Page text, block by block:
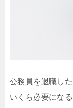
公務員を退職し
いくら必要になる